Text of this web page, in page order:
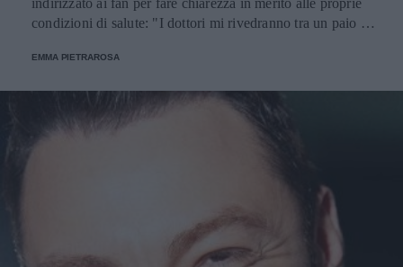
indirizzato ai fan per fare chiarezza in merito alle proprie
condizioni di salute: "I dottori mi rivedranno tra un paio di
EMMA PIETRAROSA